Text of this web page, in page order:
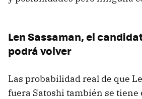
Len Sassaman, el
podrá volver
Las probabilidad real de que
fuera Satoshi también se tiene